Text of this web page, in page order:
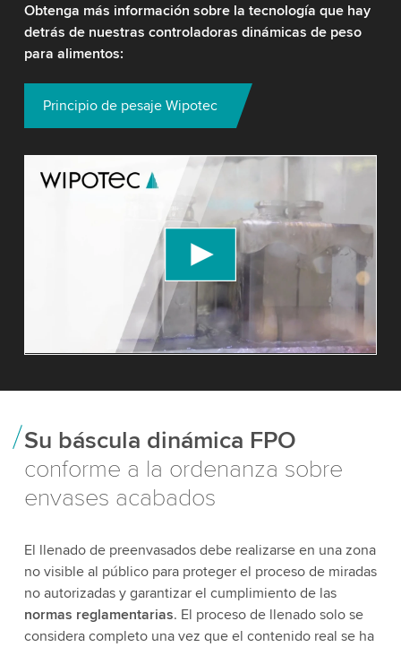
Obtenga más información sobre la tecnología que hay
detrás de nuestras controladoras dinámicas de peso
para alimentos:
Principio de pesaje Wipotec
We need your consent to load the YouTube
We use a third party service to embed video
content that may collect data about your activity.
Please review the details and accept the service
to watch this video.
Accept More information
Su báscula dinámica FPO
conforme a la ordenanza sobre
envases acabados
El llenado de preenvasados debe realizarse en una zona
no visible al público para proteger el proceso de miradas
no autorizadas y garantizar el cumplimiento de las
normas reglamentarias. El proceso de llenado solo se
considera completo una vez que el contenido real se ha